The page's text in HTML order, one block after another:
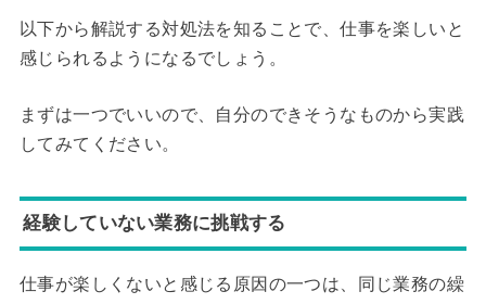
以下から解説する対処法を知ることで、仕事を楽しいと
感じられるようになるでしょう。
まずは一つでいいので、自分のできそうなものから実践
してみてください。
経験していない業務に挑戦する
仕事が楽しくないと感じる原因の一つは、同じ業務の繰